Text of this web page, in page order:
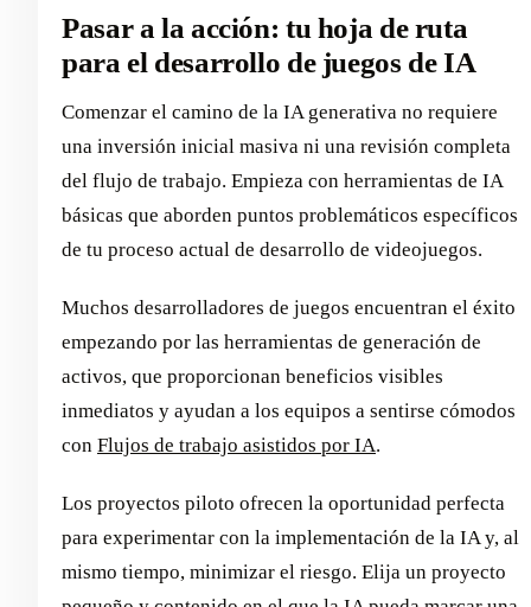
Pasar a la acción: tu hoja de ruta
para el desarrollo de juegos de IA
Comenzar el camino de la IA generativa no requiere
una inversión inicial masiva ni una revisión completa
del flujo de trabajo. Empieza con herramientas de IA
básicas que aborden puntos problemáticos específicos
de tu proceso actual de desarrollo de videojuegos.
Muchos desarrolladores de juegos encuentran el éxito
empezando por las herramientas de generación de
activos, que proporcionan beneficios visibles
inmediatos y ayudan a los equipos a sentirse cómodos
con Flujos de trabajo asistidos por IA.
Los proyectos piloto ofrecen la oportunidad perfecta
para experimentar con la implementación de la IA y, al
mismo tiempo, minimizar el riesgo. Elija un proyecto